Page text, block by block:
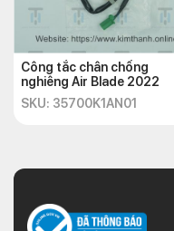
Công tắc chân chống
nghiêng Air Blade 2022
SKU: 35700K1AN01